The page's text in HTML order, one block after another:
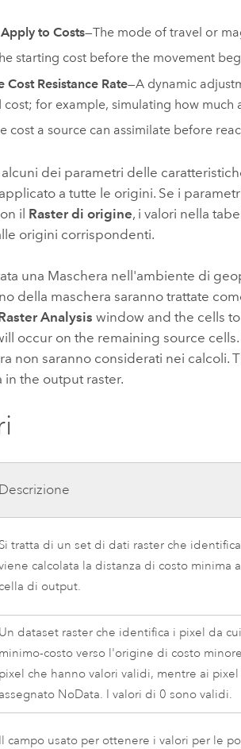
to Costs—The mode of travel or
starting cost before the movement
Cost Resistance Rate—A dynamic
cost; for example, simulating how much
cost a source can assimilate before
dei parametri delle
a tutte le origini. Se i
il Raster di origine, i valori nella
origini corrispondenti.
una Maschera nell'ambiente di
della maschera saranno trattate
Analysis window and the cells
occur on the remaining source
non saranno considerati nei calcoli.
in the output raster.
Descrizione
Si tratta di un set di dati raster che
calcolata la distanza di costo minima
cella di output.
Un dataset raster che identifica i pixel da
minimo-costo verso l'origine di costo
pixel che hanno valori validi, mentre ai
assegnato NoData. I valori di 0 sono validi.
Il campo usato per ottenere i valori per le